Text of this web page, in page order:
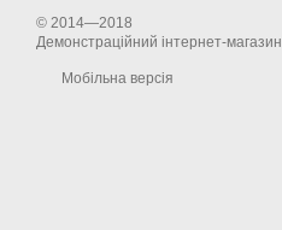
© 2014—2018
Демонстраційний інтернет-магазин
Мобільна версія